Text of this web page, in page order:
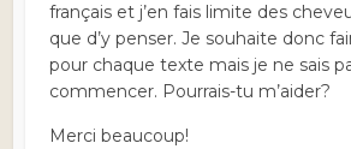
français et j’en fais limite des
que d’y penser. Je souhaite donc
pour chaque texte mais je ne sais
commencer. Pourrais-tu m’aider?
Merci beaucoup!